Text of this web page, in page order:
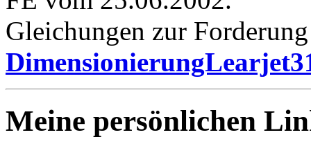
Gleichungen zur
Meine persönlichen